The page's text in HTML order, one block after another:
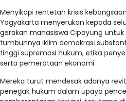
Menyikapi rentetan krisis kebangsaan
Yogyakarta menyerukan kepada
gerakan mahasiswa Cipayung
tumbuhnya iklim demokrasi
tinggi supremasi hukum, etika
serta pemerataan ekonomi.
Mereka turut mendesak adanya
penegak hukum dalam upaya